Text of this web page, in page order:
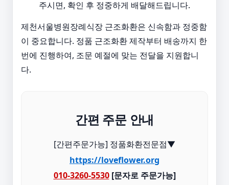
주시면, 확인 후 정중하게 배달해드립니다.
제천서울병원장례식장 근조화환은 신속함과 정중함
이 중요합니다. 정품 근조화환 제작부터 배송까지 한
번에 진행하여, 조문 예절에 맞는 전달을 지원합니
다.
간편 주문 안내
[간편주문가능] 정품화환전문점▼
https://loveflower.org
010-3260-5530[문자로 주문가능]